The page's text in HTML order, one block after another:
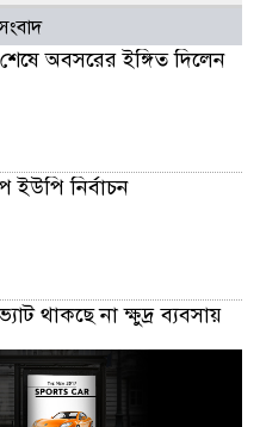
অবসরের ইঙ্গিত দিলেন
ইউপি নির্বাচন
থাকছে না ক্ষুদ্র ব্যবসায়